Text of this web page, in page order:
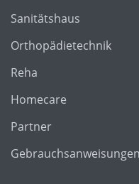
Sanitätshaus
Orthopädietechnik
Reha
Homecare
Partner
Gebrauchsanweisungen